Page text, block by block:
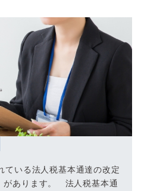
ている法人税基本通達の改定
があります。 法人税基本通